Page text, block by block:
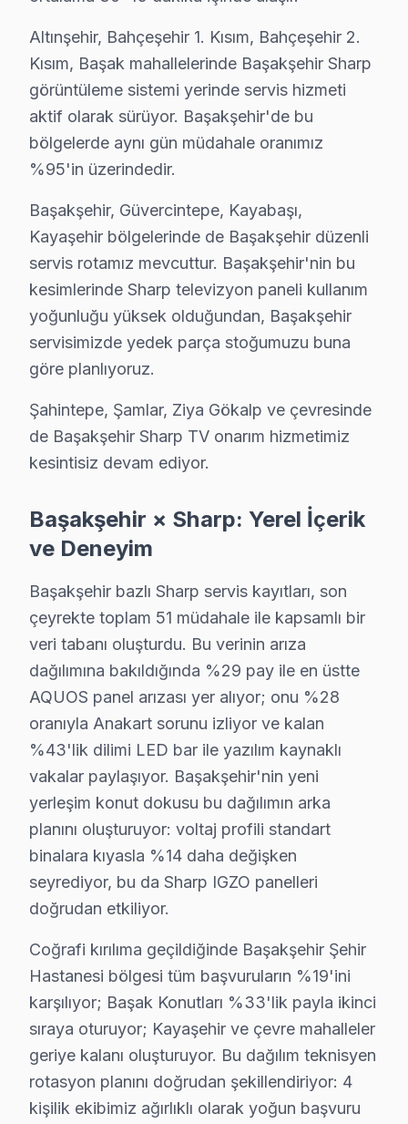
Bugün Başakşehir'den bir Sharp UHD serisi ekran
Servise girdiğimde, Sharp televizyonunuz’nin UHD
Genellikle, Başakşehir’de yaşayanların daha yüksek
Başakşehir Mahallelerinde Sharp Servisi
Başakşehir bölgesinden gelen teknik sorunlar
1.Panel Sorunu (Aşınma ve Yıpranma)
Fiziksel Belirti: Ekranda gölgeler ve renk
Neden: Sharp televizyonunuz'lerde kullanılan
Fiyat Aralığı (2025): ₺2,500 - ₺4,000
En Çok Etkilenen Modeller: LC-70UI7352E, LC-
2.Anakart Arızası
Fiziksel Belirti: ekran’nin açılmaması veya ses
Neden: Cihazın içindeki chip setinin ısınması
Fiyat Aralığı (2025): ₺1,200 - ₺2,500
En Çok Etkilenen Modeller: LC-65UI7352E.
Fiziksel Belirti: Cihazın ani kapanma sorunları.
Neden: Güç girişlerinde yaşanan dalgalanmalar
Fiyat Aralığı (2025): ₺800 - ₺1,800
En Çok Etkilenen Modeller: LC-43UI7352E.
4.Backlight Arızası
Fiziksel Belirti: Ekranın kararması veya eşit
Neden: Aydınlatma armatürlerinin zamanla
Fiyat Aralığı (2025): ₺1,000 - ₺1,800
En Çok Etkilenen Modeller: LC-55UI7352E.
5.Yazılım Sorunları
Fiziksel Belirti: Uygulamaların veya menülerin
Neden: Yazılımların güncellenmemesi ya da
Fiyat Aralığı (2025): ₺300 - ₺600
En Çok Etkilenen Modeller: LC-60UI7352E.
Başakşehir’in çeşitli mahallelerinde bu arızalarla
Başakşehir Sahasından Sharp Notları
Altınşehir'de Sharp TV Servisi
Altınşehir, Sharp ekran'lerin en çok karşılaştığı
Bahçeşehir 1. Kısım'da Sharp TV Servisi
Bahçeşehir 1. Kısım'da, özellikle yeni yapılan
Altınşehir, Bahçeşehir 1. Kısım, Bahçeşehir 2.
Kısım, Başak mahallelerinde Başakşehir Sharp
görüntüleme sistemi yerinde servis hizmeti
aktif olarak sürüyor. Başakşehir'de bu
bölgelerde aynı gün müdahale oranımız
%95'in üzerindedir.
Başakşehir, Güvercintepe, Kayabaşı,
Kayaşehir bölgelerinde de Başakşehir düzenli
servis rotamız mevcuttur. Başakşehir'nin bu
kesimlerinde Sharp televizyon paneli kullanım
yoğunluğu yüksek olduğundan, Başakşehir
servisimizde yedek parça stoğumuzu buna
göre planlıyoruz.
Şahintepe, Şamlar, Ziya Gökalp ve çevresinde
de Başakşehir Sharp TV onarım hizmetimiz
kesintisiz devam ediyor.
Başakşehir × Sharp: Yerel İçerik
ve Deneyim
Başakşehir bazlı Sharp servis kayıtları, son
çeyrekte toplam 51 müdahale ile kapsamlı bir
veri tabanı oluşturdu. Bu verinin arıza
dağılımına bakıldığında %29 pay ile en üstte
AQUOS panel arızası yer alıyor; onu %28
oranıyla Anakart sorunu izliyor ve kalan
%43'lik dilimi LED bar ile yazılım kaynaklı
vakalar paylaşıyor. Başakşehir'nin yeni
yerleşim konut dokusu bu dağılımın arka
planını oluşturuyor: voltaj profili standart
binalara kıyasla %14 daha değişken
seyrediyor, bu da Sharp IGZO panelleri
doğrudan etkiliyor.
Coğrafi kırılıma geçildiğinde Başakşehir Şehir
Hastanesi bölgesi tüm başvuruların %19'ini
karşılıyor; Başak Konutları %33'lik payla ikinci
sıraya oturuyor; Kayaşehir ve çevre mahalleler
geriye kalanı oluşturuyor. Bu dağılım teknisyen
rotasyon planını doğrudan şekillendiriyor: 4
kişilik ekibimiz ağırlıklı olarak yoğun başvuru